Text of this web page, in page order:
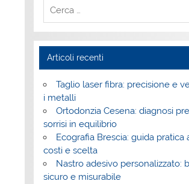
Articoli recenti
Taglio laser fibra: precisione e
i metalli
Ortodonzia Cesena: diagnosi
sorrisi in equilibrio
Ecografia Brescia: guida pratica
costi e scelta
Nastro adesivo personalizzato:
sicuro e misurabile